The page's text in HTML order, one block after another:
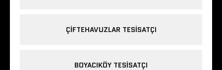
ÇIFTEHAVUZLAR TESISATÇI
BOYACIKÖY TESISATÇI